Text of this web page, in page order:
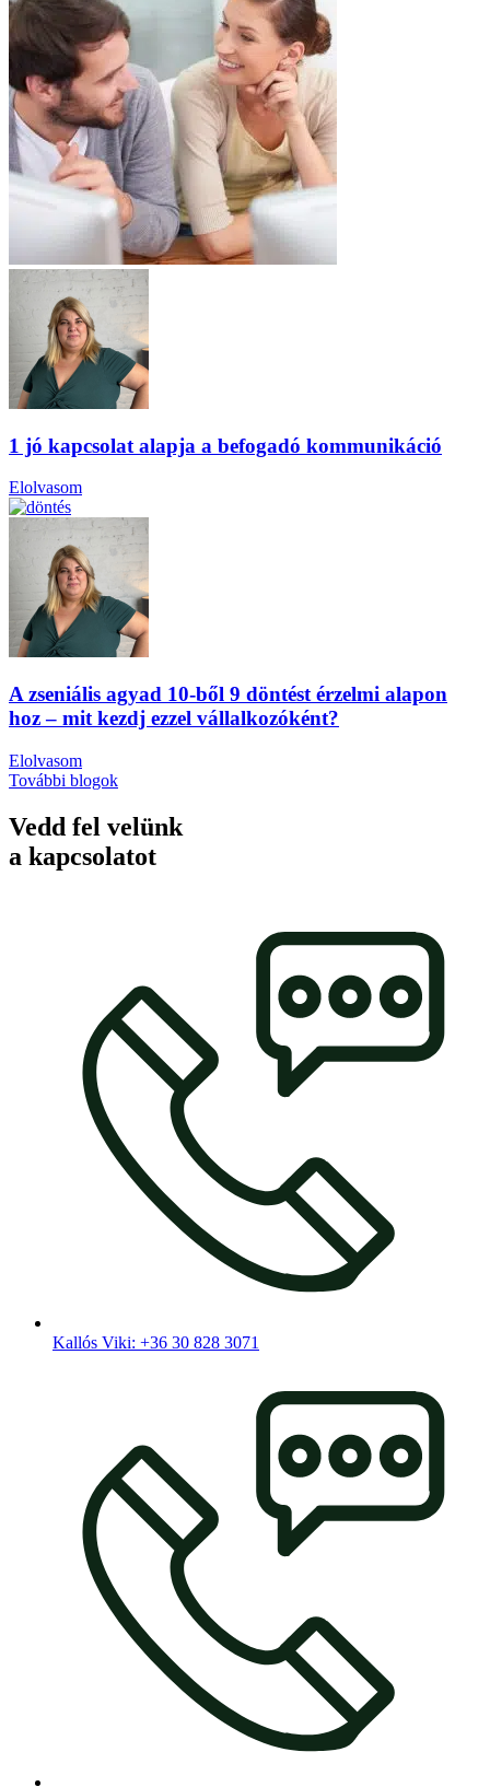
1 jó kapcsolat alapja a befogadó kommunikáció
Elolvasom
A zseniális agyad 10-ből 9 döntést érzelmi alapon
hoz – mit kezdj ezzel vállalkozóként?
Elolvasom
További blogok
Vedd fel velünk
a kapcsolatot
Kallós Viki: +36 30 828 3071